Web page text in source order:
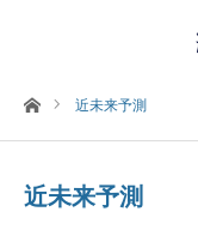
ホーム近未来予測
近未来予測